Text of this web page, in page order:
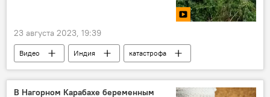
23 августа 2023, 19:39
Видео Индия
катастрофа
железная дорога
В мире
погибшие
В Нагорном Карабахе беременным